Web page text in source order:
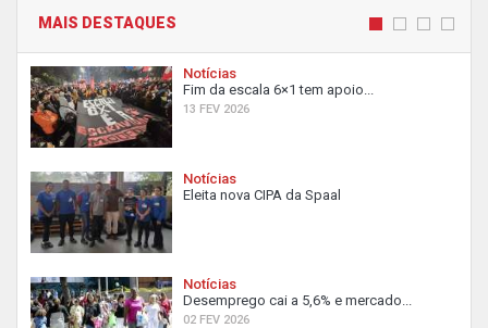
MAIS DESTAQUES
Notícias
Fim da escala 6×1 tem apoio...
13 FEV 2026
Notícias
Eleita nova CIPA da Spaal
Notícias
Desemprego cai a 5,6% e mercado...
02 FEV 2026